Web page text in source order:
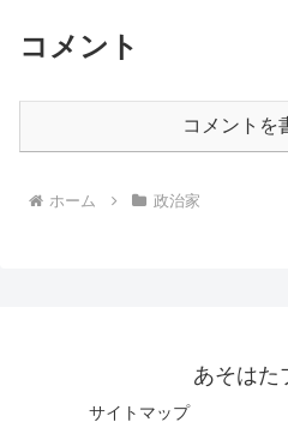
コメント
コメントを
ホーム 政治家
あそはた
サイトマップ